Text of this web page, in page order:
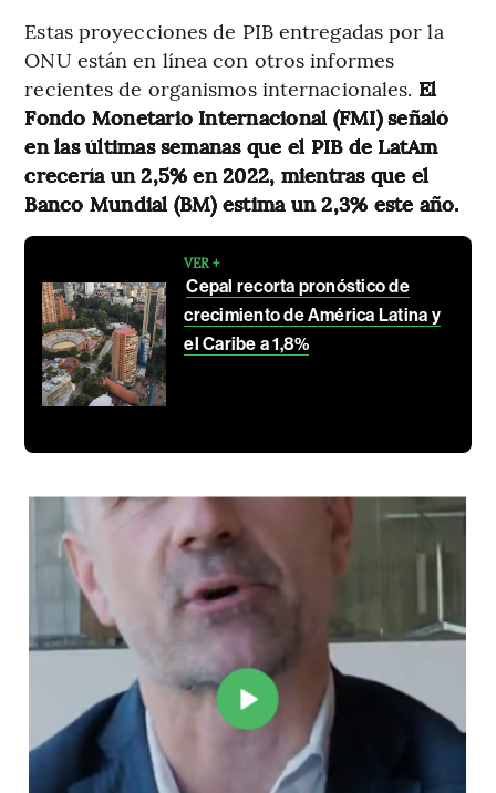
Estas proyecciones de PIB entregadas por la
ONU están en línea con otros informes
recientes de organismos internacionales. El
Fondo Monetario Internacional (FMI) señaló
en las últimas semanas que el PIB de LatAm
crecería un 2,5% en 2022, mientras que el
Banco Mundial (BM) estima un 2,3% este año.
VER +
Cepal recorta pronóstico de
crecimiento de América Latina y
el Caribe a 1,8%